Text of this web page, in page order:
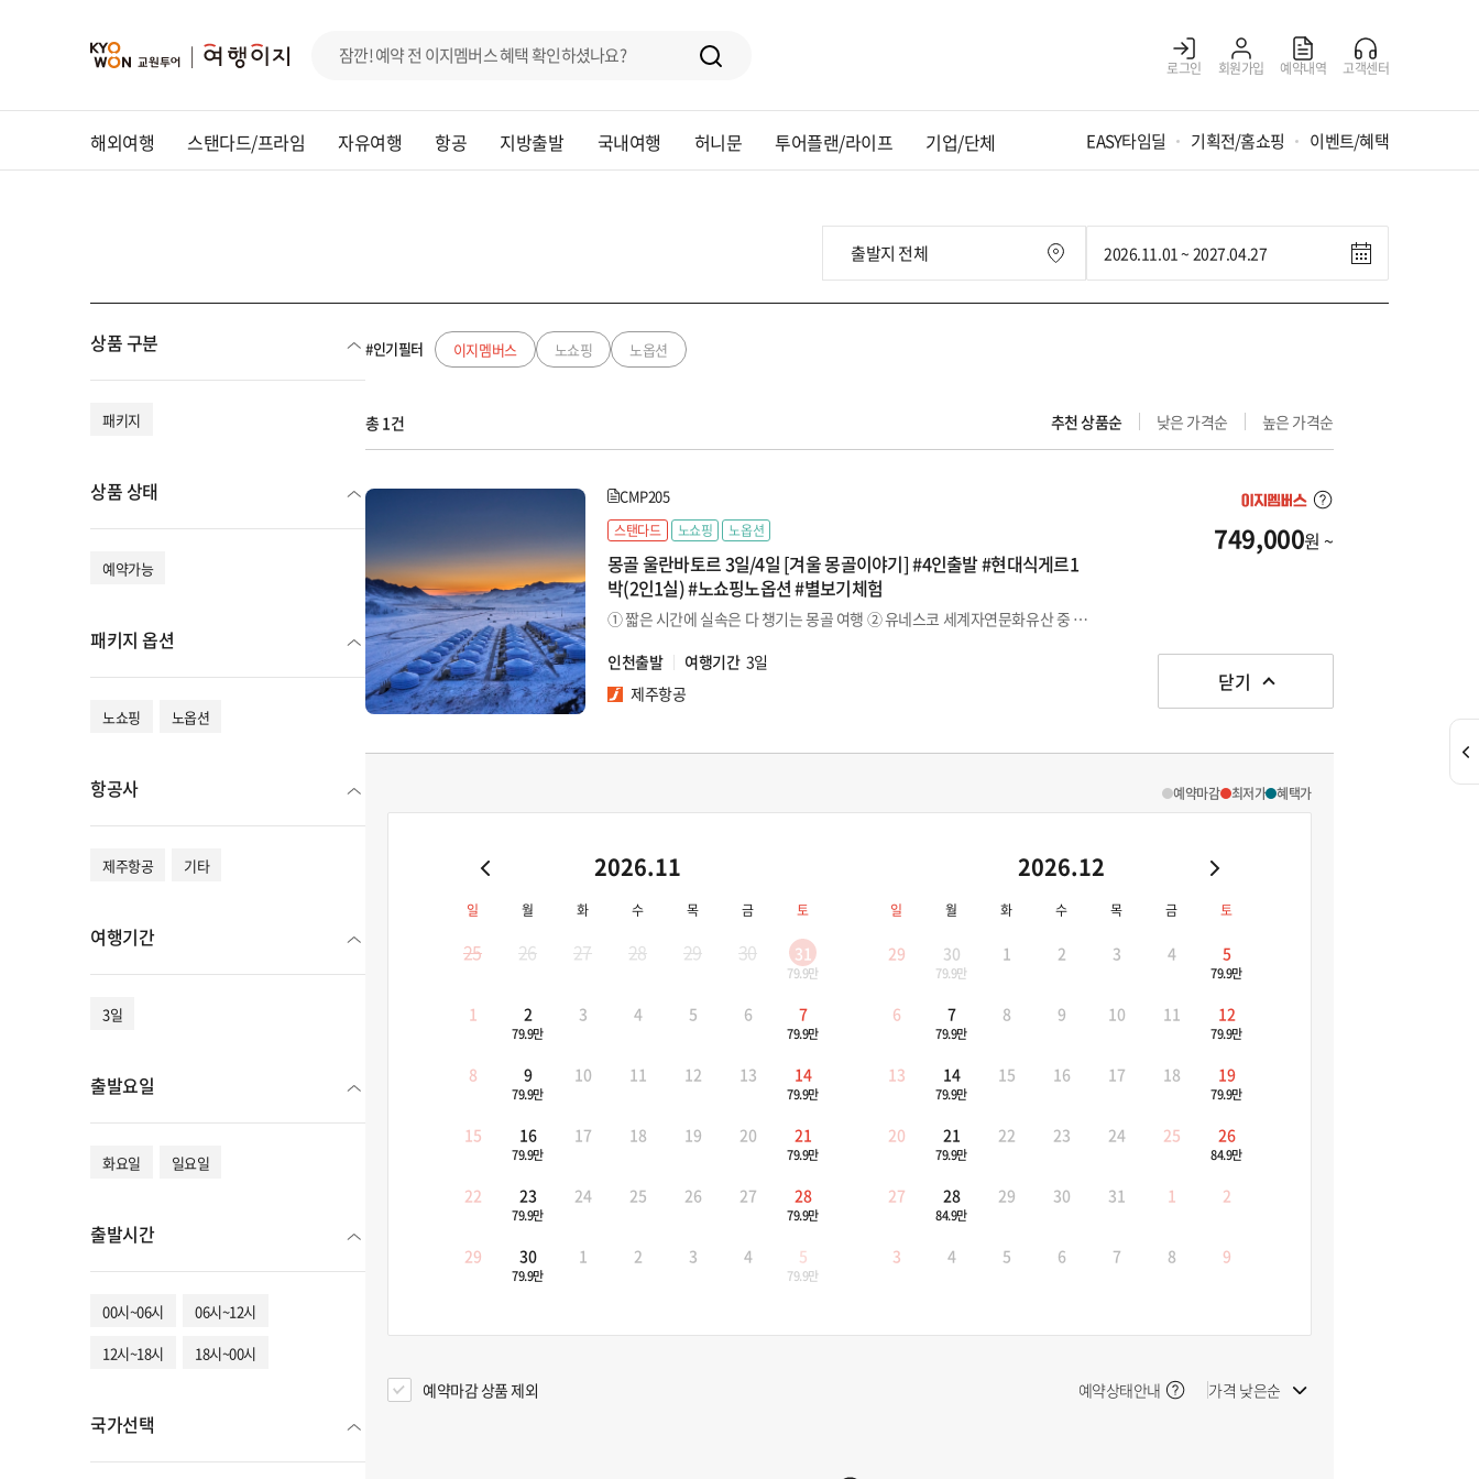
로그인 회원가입 예약내역 고객센터
해외여행 스탠다드/프라임 자유여행 항공 지방출발 국내여행 허니문 투어플랜/라이프 기업/단체 EASY타임딜 기획전/홈쇼핑 이벤트/혜택
상품 구분
패키지
상품 상태
예약가능
패키지 옵션
노쇼핑 노옵션
항공사
제주항공 기타
여행기간
3일
출발요일
화요일 일요일
출발시간
00시~06시
06시~12시
12시~18시
18시~00시
국가선택
#인기필터 이지멤버스 노쇼핑 노옵션
총 1건 추천 상품순 낮은 가격순 높은 가격순
CMP205
스탠다드 노쇼핑 노옵션
몽골 울란바토르 3일/4일 [겨울 몽골이야기] #4인출발 #현대식게르1
박(2인1실) #노쇼핑노옵션 #별보기체험
① 짧은 시간에 실속은 다 챙기는 몽골 여행 ② 유네스코 세계자연문화유산 중 하나인 테를지초원 1박 투숙 [현대식게르 (화장실/샤워실 내부완비)] ③ 30$ 상당 별보기옵션+20$ 상당 승마체험 포함
인천출발
여행기간 3일
제주항공
749,000원 ~
닫기
예약마감 최저가 혜택가
2026.11
일 월 화 수 목 금 토
25 26 27 28 29 30 31
79.9만
1 2
79.9만
3 4 5 6 7
79.9만
8 9
79.9만
10 11 12 13 14
79.9만
15 16
79.9만
17 18 19 20 21
79.9만
22 23
79.9만
24 25 26 27 28
79.9만
29 30
79.9만
1 2 3 4 5
79.9만
2026.12
일 월 화 수 목 금 토
29 30
79.9만
1 2 3 4 5
79.9만
6 7
79.9만
8 9 10 11 12
79.9만
13 14
79.9만
15 16 17 18 19
79.9만
20 21
79.9만
22 23 24 25 26
84.9만
27 28
84.9만
29 30 31 1 2
3 4 5 6 7 8 9
예약마감 상품 제외 예약상태안내
가격 낮은순